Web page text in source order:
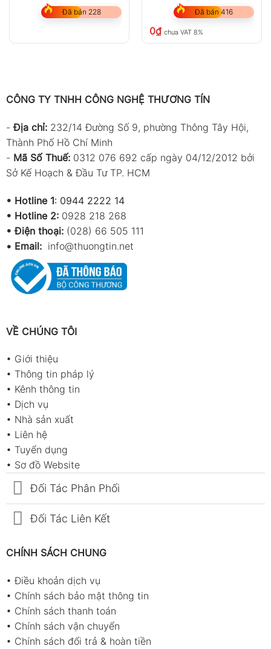
Đã bán 228 Đã bán 416
0₫ chưa VAT 8%
CÔNG TY TNHH CÔNG NGHỆ THƯƠNG TÍN
-Địa chỉ: 232/14 Đường Số 9, phường Thông Tây Hội,
Thành Phố Hồ Chí Minh
- Mã Số Thuế: 0312 076 692 cấp ngày 04/12/2012 bởi
Sở Kế Hoạch & Đầu Tư TP. HCM
• Hotline 1: 0944 2222 14
• Hotline 2: 0928 218 268
• Điện thoại: (028) 66 505 111
• Email: info@thuongtin.net
VỀ CHÚNG TÔI
• Giới thiệu
• Thông tin pháp lý
• Kênh thông tin
• Dịch vụ
• Nhà sản xuất
• Liên hệ
• Tuyển dụng
• Sơ đồ Website
Đối Tác Phân Phối
Đối Tác Liên Kết
CHÍNH SÁCH CHUNG
•Điều khoản dịch vụ
• Chính sách bảo mật thông tin
• Chính sách thanh toán
• Chính sách vận chuyển
• Chính sách đổi trả & hoàn tiền